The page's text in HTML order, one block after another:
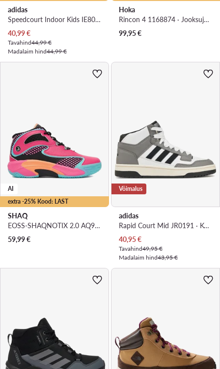
adidas
Speedcourt Indoor Kids IE8035 · Saalijalatsid
Praegune hind
40,99€
Tavahind44,99 €
Madalaim hind44,99 €
Hoka
Rincon 4 1168874 · Jooksujalatsid
99,95€
extra -25% Kood: LAST
AI
SHAQ
EOSS-SHAQNOTIX 2.0 AQ95039B-P · Korvpallijalatsid
59,99€
Võimalus
adidas
Rapid Court Mid JR0191 · Korvpallijalatsid
Praegune hind
40,95€
Tavahind49,95 €
Madalaim hind43,95 €